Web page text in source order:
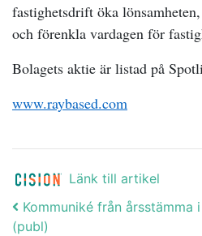
fastighetsdrift öka lönsamheten
och förenkla vardagen för
Bolagets aktie är listad på
www.raybased.com
Länk till artikel
Post
Kommuniké från årsstämma
(publ)